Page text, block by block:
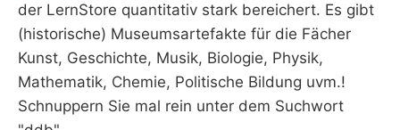
der LernStore quantitativ stark bereichert. Es gibt
(historische) Museumsartefakte für die Fächer
Kunst, Geschichte, Musik, Biologie, Physik,
Mathematik, Chemie, Politische Bildung uvm.!
Schnuppern Sie mal rein unter dem Suchwort